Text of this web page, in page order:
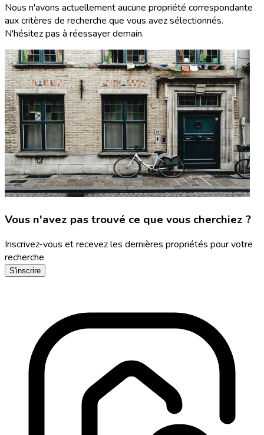
Nous n'avons actuellement aucune propriété correspondante
aux critères de recherche que vous avez sélectionnés.
N'hésitez pas à réessayer demain.
Vous n'avez pas trouvé ce que vous cherchiez ?
Inscrivez-vous et recevez les dernières propriétés pour votre
recherche
S'inscrire